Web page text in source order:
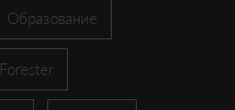
Образование
Forester